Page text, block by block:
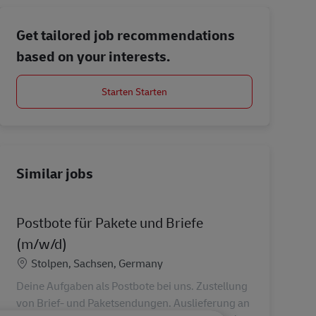
Get tailored job recommendations
based on your interests.
Starten Starten
Similar jobs
Postbote für Pakete und Briefe
(m/w/d)
Location
Stolpen, Sachsen, Germany
Deine Aufgaben als Postbote bei uns. Zustellung
von Brief- und Paketsendungen. Auslieferung an